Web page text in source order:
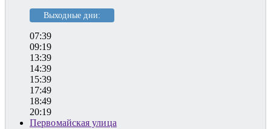
Выходные дни:
07:39
09:19
13:39
14:39
15:39
17:49
18:49
20:19
Первомайская улица